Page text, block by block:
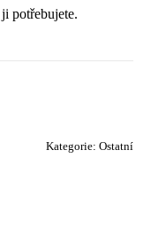
potřebujete.
Kategorie: Ostatní